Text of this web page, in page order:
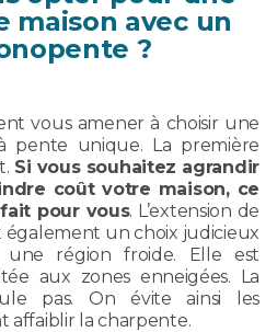
maison avec un
?
vous amener à choisir une
pente unique. La première
Si vous souhaitez agrandir
coût votre maison, ce
pour vous. L’extension de
un choix judicieux
une région froide. Elle est
aux zones enneigées. La
pas. On évite ainsi les
affaiblir la charpente.